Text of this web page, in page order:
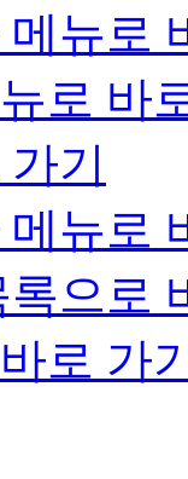
뉴로
로 바
기
뉴로
으로
로 가